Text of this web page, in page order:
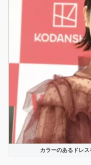
カラーのあるドレ